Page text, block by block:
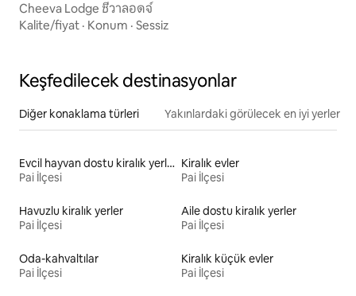
Cheeva Lodge ชีวาลอดจ์
Kalite/fiyat · Konum · Sessiz
Keşfedilecek destinasyonlar
Diğer konaklama türleri Yakınlardaki görülecek en iyi yerler
Evcil hayvan dostu kiralık yerler
Pai İlçesi
Kiralık evler
Pai İlçesi
Havuzlu kiralık yerler
Pai İlçesi
Aile dostu kiralık yerler
Pai İlçesi
Oda-kahvaltılar
Pai İlçesi
Kiralık küçük evler
Pai İlçesi